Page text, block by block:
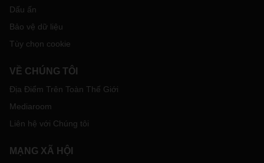
Dấu ấn
Bảo vệ dữ liệu
Tùy chọn cookie
VỀ CHÚNG TÔI
Địa Điểm Trên Toàn Thế Giới
Mediaroom
Liên hệ với Chúng tôi
MẠNG XÃ HỘI